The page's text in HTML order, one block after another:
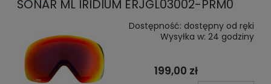
SONAR ML IRIDIUM ERJGL03002-PRM0
Dostępność: dostępny od ręki
Wysyłka w: 24 godziny
199,00 zł